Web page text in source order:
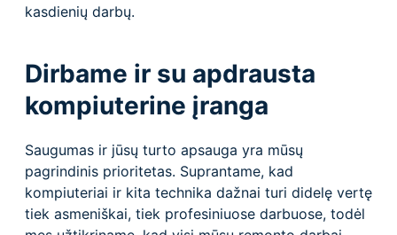
kasdienių darbų.
Dirbame ir su apdrausta
kompiuterine įranga
Saugumas ir jūsų turto apsauga yra mūsų
pagrindinis prioritetas. Suprantame, kad
kompiuteriai ir kita technika dažnai turi didelę vertę
tiek asmeniškai, tiek profesiniuose darbuose, todėl